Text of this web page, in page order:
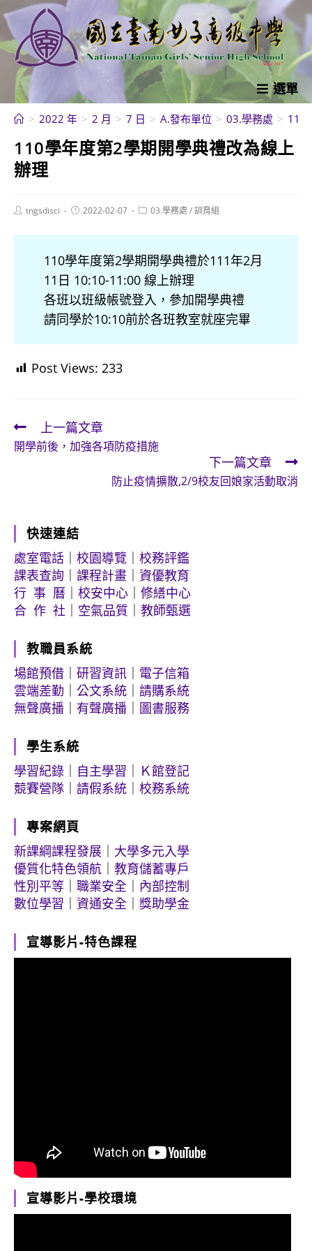
跳
轉
至
內
選單
> 2022 年 > 2 月 > 7 日 > A.發布單位 > 03.學務處 > 110
110學年度第2學期開學典禮改為線上
辦理
Posttngsdisci
Post2022-02-07
Post03.學務處 /訓育組
110學年度第2學期開學典禮於111年2月
11日 10:10-11:00 線上辦理
各班以班級帳號登入，參加開學典禮
請同學於10:10前於各班教室就座完畢
Post Views: 233
Read
more
上一篇文章
開學前後，加強各項防疫措施
下一篇文章
防止疫情擴散,2/9校友回娘家活動取消
快速連結
處室電話
校園導覽
校務評鑑
課表查詢
課程計畫
資優教育
行 事 曆
校安中心
修繕中心
合 作 社
空氣品質 教師甄選
教職員系統
場館預借
研習資訊
電子信箱
雲端差勤
公文系統
請購系統
無聲廣播
有聲廣播 圖書服務
學生系統
學習紀錄
自主學習
Ｋ館登記
競賽營隊
請假系統 校務系統
專案網頁
新課綱課程發展
大學多元入學
優質化特色領航
教育儲蓄專戶
性別平等
職業安全
內部控制
數位學習
資通安全 獎助學金
宣導影片-特色課程
宣導影片-學校環境